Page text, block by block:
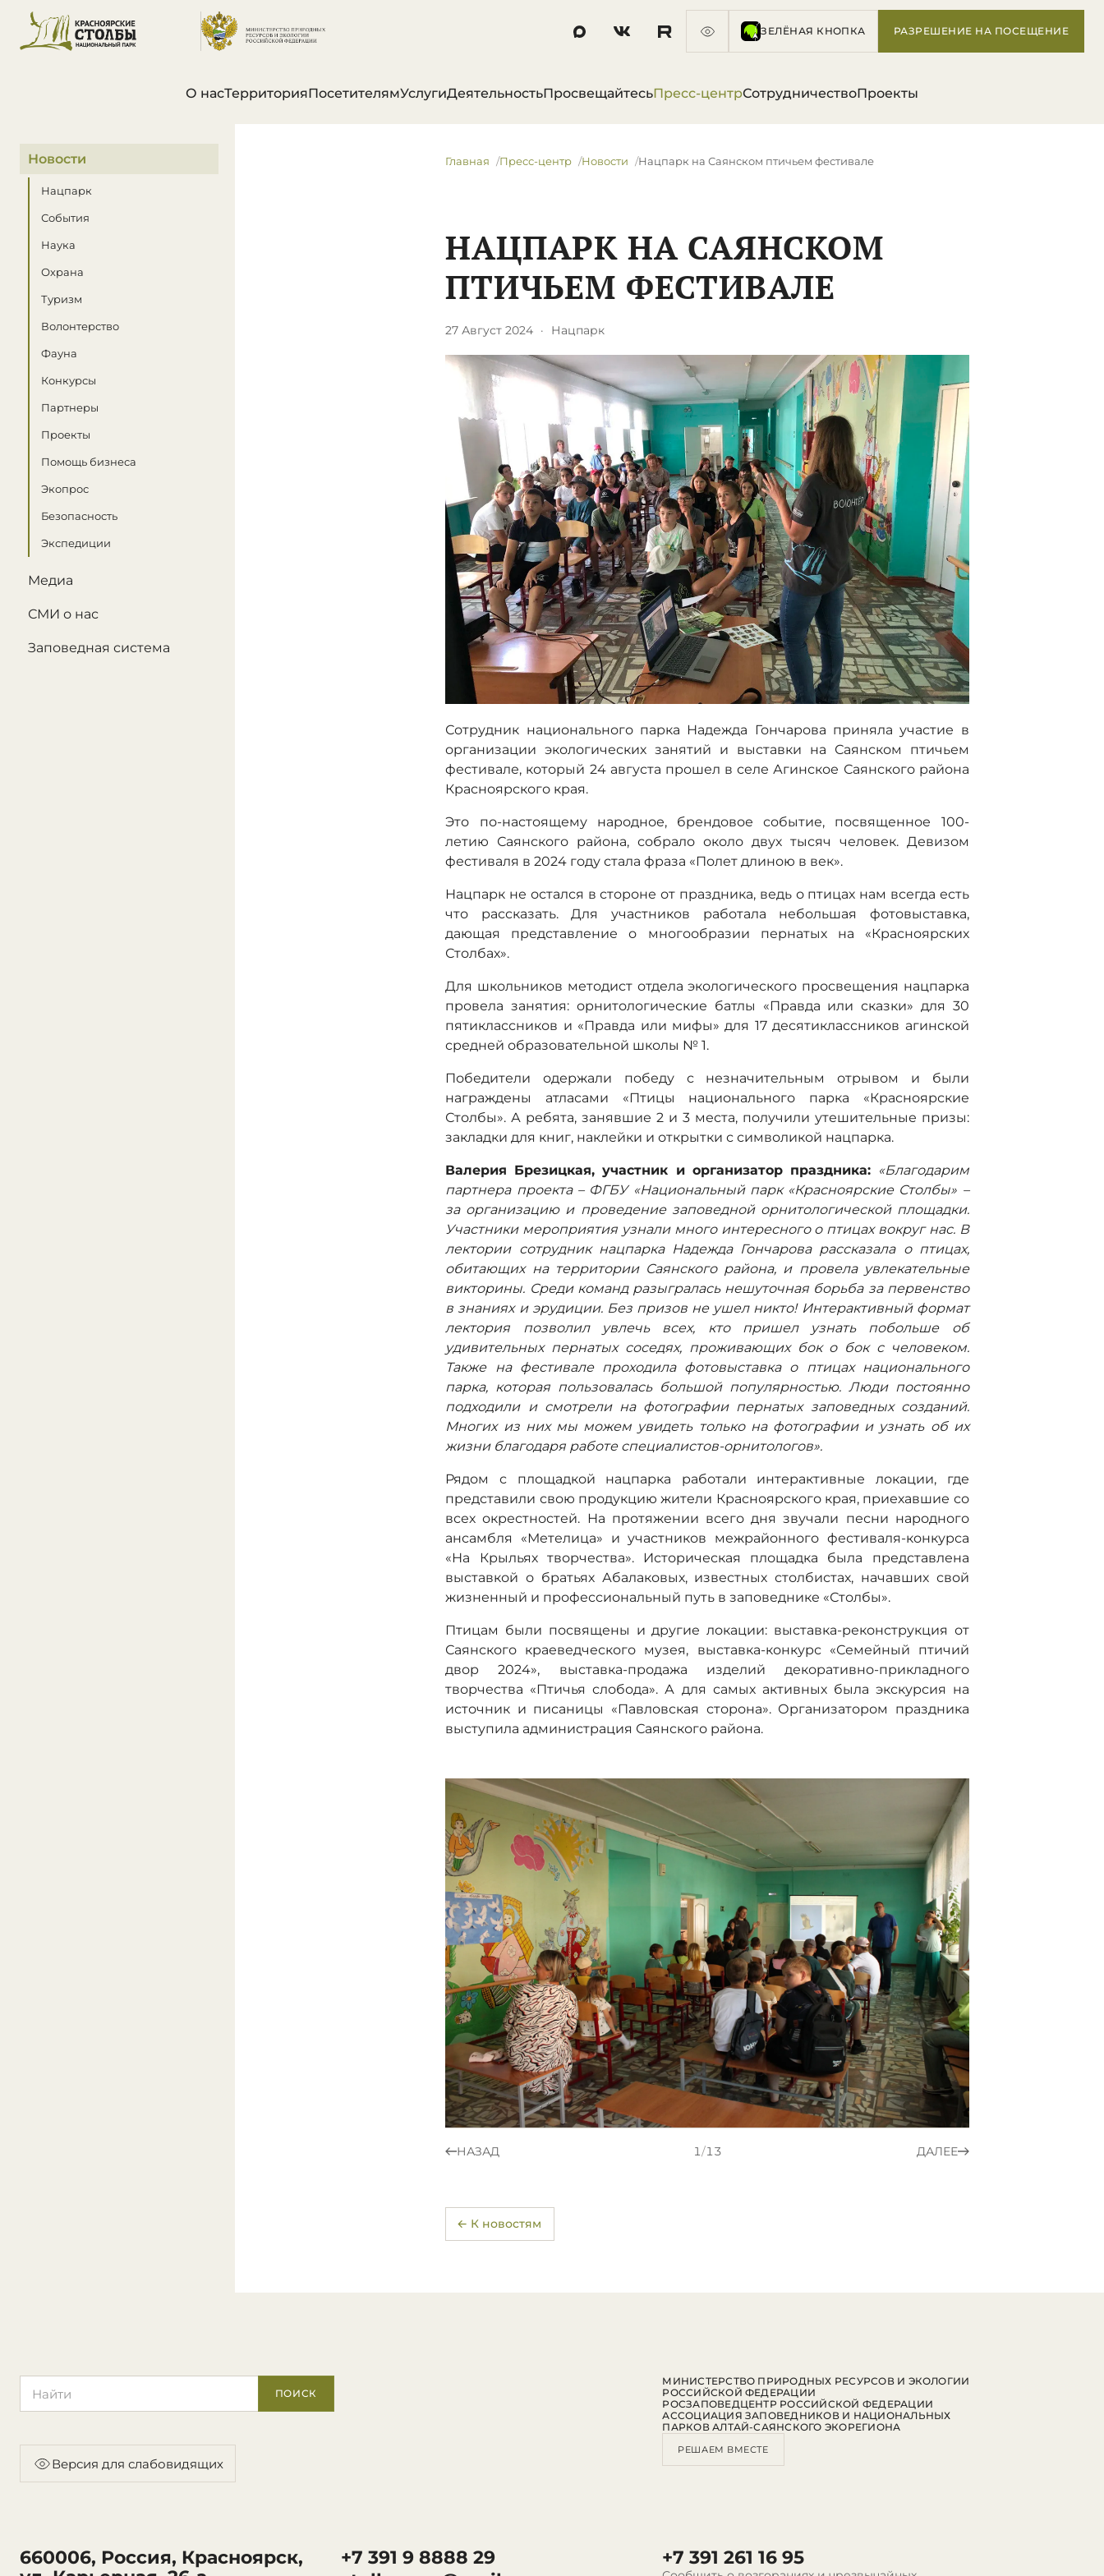
ЗЕЛЁНАЯ КНОПКА РАЗРЕШЕНИЕ НА ПОСЕЩЕНИЕ
О насТерриторияПосетителямУслугиДеятельностьПросвещайтесьПресс-центрСотрудничествоПроекты
В этом разделе
Новости
Нацпарк
События
Наука
Охрана
Туризм
Волонтерство
Фауна
Конкурсы
Партнеры
Проекты
Помощь бизнеса
Экопрос
Безопасность
Экспедиции
Медиа
СМИ о нас
Заповедная система
Главная Пресс-центр Новости Нацпарк на Саянском птичьем фестивале
НАЦПАРК НА САЯНСКОМ
ПТИЧЬЕМ ФЕСТИВАЛЕ
27 Август 2024 · Нацпарк
Сотрудник национального парка Надежда Гончарова приняла участие в
организации экологических занятий и выставки на Саянском птичьем
фестивале, который 24 августа прошел в селе Агинское Саянского района
Красноярского края.
Это по-настоящему народное, брендовое событие, посвященное 100-
летию Саянского района, собрало около двух тысяч человек. Девизом
фестиваля в 2024 году стала фраза «Полет длиною в век».
Нацпарк не остался в стороне от праздника, ведь о птицах нам всегда есть
что рассказать. Для участников работала небольшая фотовыставка,
дающая представление о многообразии пернатых на «Красноярских
Столбах».
Для школьников методист отдела экологического просвещения нацпарка
провела занятия: орнитологические батлы «Правда или сказки» для 30
пятиклассников и «Правда или мифы» для 17 десятиклассников агинской
средней образовательной школы № 1.
Победители одержали победу с незначительным отрывом и были
награждены атласами «Птицы национального парка «Красноярские
Столбы». А ребята, занявшие 2 и 3 места, получили утешительные призы:
закладки для книг, наклейки и открытки с символикой нацпарка.
Валерия Брезицкая, участник и организатор праздника: «Благодарим
партнера проекта – ФГБУ «Национальный парк «Красноярские Столбы» –
за организацию и проведение заповедной орнитологической площадки.
Участники мероприятия узнали много интересного о птицах вокруг нас. В
лектории сотрудник нацпарка Надежда Гончарова рассказала о птицах,
обитающих на территории Саянского района, и провела увлекательные
викторины. Среди команд разыгралась нешуточная борьба за первенство
в знаниях и эрудиции. Без призов не ушел никто! Интерактивный формат
лектория позволил увлечь всех, кто пришел узнать побольше об
удивительных пернатых соседях, проживающих бок о бок с человеком.
Также на фестивале проходила фотовыставка о птицах национального
парка, которая пользовалась большой популярностью. Люди постоянно
подходили и смотрели на фотографии пернатых заповедных созданий.
Многих из них мы можем увидеть только на фотографии и узнать об их
жизни благодаря работе специалистов-орнитологов».
Рядом с площадкой нацпарка работали интерактивные локации, где
представили свою продукцию жители Красноярского края, приехавшие со
всех окрестностей. На протяжении всего дня звучали песни народного
ансамбля «Метелица» и участников межрайонного фестиваля-конкурса
«На Крыльях творчества». Историческая площадка была представлена
выставкой о братьях Абалаковых, известных столбистах, начавших свой
жизненный и профессиональный путь в заповеднике «Столбы».
Птицам были посвящены и другие локации: выставка-реконструкция от
Саянского краеведческого музея, выставка-конкурс «Семейный птичий
двор 2024», выставка-продажа изделий декоративно-прикладного
творчества «Птичья слобода». А для самых активных была экскурсия на
источник и писаницы «Павловская сторона». Организатором праздника
выступила администрация Саянского района.
НАЗАД 1/13 ДАЛЕЕ
← К новостям
ПОИСК
Версия для слабовидящих
660006, Россия, Красноярск,
+7 391 9 8888 29
+7 391 261 16 95
МИНИСТЕРСТВО ПРИРОДНЫХ РЕСУРСОВ И ЭКОЛОГИИ
РОССИЙСКОЙ ФЕДЕРАЦИИ
РОСЗАПОВЕДЦЕНТР РОССИЙСКОЙ ФЕДЕРАЦИИ
АССОЦИАЦИЯ ЗАПОВЕДНИКОВ И НАЦИОНАЛЬНЫХ
ПАРКОВ АЛТАЙ-САЯНСКОГО ЭКОРЕГИОНА
РЕШАЕМ ВМЕСТЕ